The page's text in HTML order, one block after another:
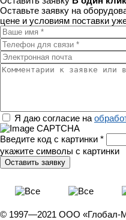
Оставьте заявку на
цене и условиям поставки
Ваше имя*
Телефон для связи
Электронная почта
Комментарии к заявке или
РегионЯ даю согласие на
Введите код с картинки *
укажите символы с картинки
© 1997—2021 ООО «Глобал-